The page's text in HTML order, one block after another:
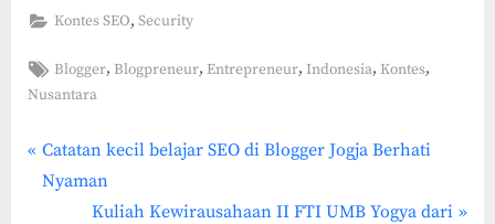
Kontes SEO,Security
Tags:
Blogger,Blogpreneur,Entrepreneur,Indonesia,Kontes,
Nusantara
Post
navigation
P
r
Catatan kecil belajar SEO di Blogger Jogja Berhati
Nyaman
N
Kuliah Kewirausahaan II FTI UMB Yogya dari